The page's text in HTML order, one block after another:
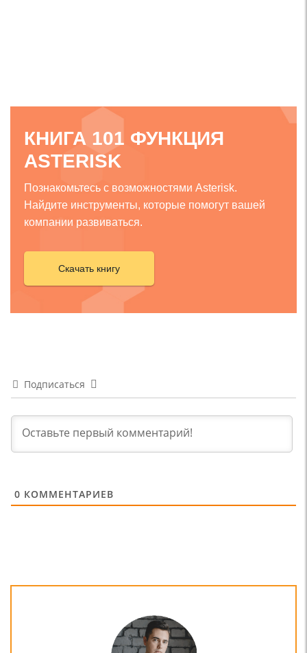
КНИГА 101 ФУНКЦИЯ
ASTERISK
Познакомьтесь с возможностями Asterisk.
Найдите инструменты, которые помогут вашей
компании развиваться.
Скачать книгу
Подписаться
0 КОММЕНТАРИЕВ